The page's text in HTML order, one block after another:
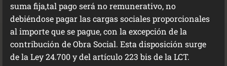
suma fija,tal pago será no remunerativo, no
debiéndose pagar las cargas sociales proporcionales
al importe que se pague, con la excepción de la
contribución de Obra Social. Esta disposición surge
de la Ley 24.700 y del artículo 223 bis de la LCT.